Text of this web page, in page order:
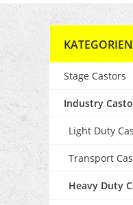
KATEGORIEN
Stage Castors
Industry
Light Duty
Transport
Heavy Duty